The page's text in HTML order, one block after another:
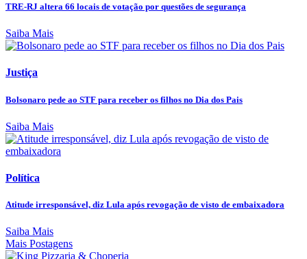
TRE-RJ altera 66 locais de votação por questões de segurança
Saiba Mais
Justiça
Bolsonaro pede ao STF para receber os filhos no Dia dos Pais
Saiba Mais
Política
Atitude irresponsável, diz Lula após revogação de visto de embaixadora
Saiba Mais
Mais Postagens